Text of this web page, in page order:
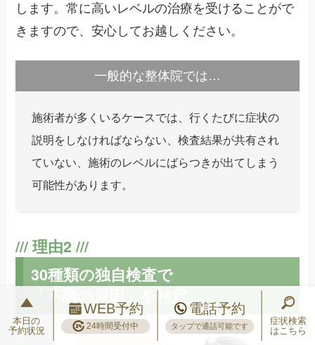
します。常に高いレベルの治療を受けることがで
きますので、安心してお越しください。
一般的な整体院では…
施術者が多くいるケースでは、行くたびに症状の
説明をしなければならない、検査結果が共有され
ていない、施術のレベルにばらつきが出てしまう
可能性があります。
30種類の独自検査で
「不調の原因」を特定
本日の
予約状況
WEB予約
24時間受付中
電話予約
タップで通話可能です
症状検索
はこちら